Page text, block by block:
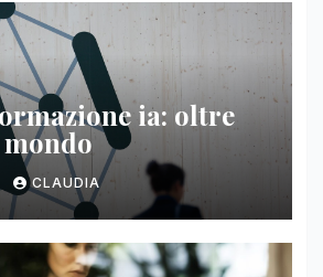
ia: oltre
CLAUDIA